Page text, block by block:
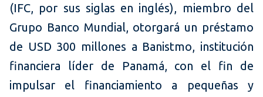
(IFC, por sus siglas en inglés), miembro del
Grupo Banco Mundial, otorgará un préstamo
de USD 300 millones a Banistmo, institución
financiera líder de Panamá, con el fin de
impulsar el financiamiento a pequeñas y